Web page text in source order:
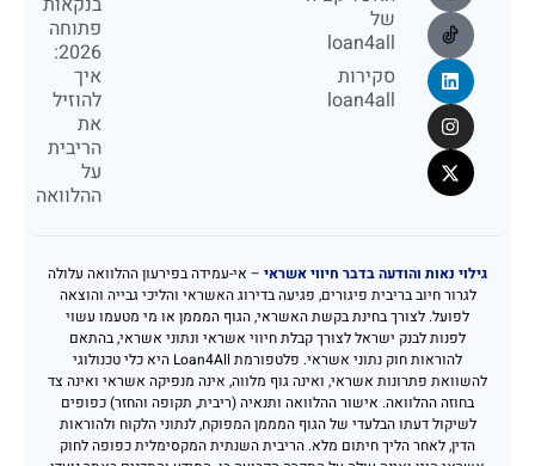
של
loan4all
סקירות
loan4all
פתוחה
2026:
איך
להוזיל
את
הריבית
על
ההלוואה
גילוי נאות והודעה בדבר חיווי אשראי – אי-עמידה בפירעון ההלוואה עלולה
לגרור חיוב בריבית פיגורים, פגיעה בדירוג האשראי והליכי גבייה והוצאה
לפועל. לצורך בחינת בקשת האשראי, הגוף המממן או מי מטעמו עשוי
לפנות לבנק ישראל לצורך קבלת חיווי אשראי ונתוני אשראי, בהתאם
להוראות חוק נתוני אשראי. פלטפורמת Loan4All היא כלי טכנולוגי
להשוואת פתרונות אשראי, ואינה גוף מלווה, אינה מנפיקה אשראי ואינה צד
בחוזה ההלוואה. אישור ההלוואה ותנאיה (ריבית, תקופה והחזר) כפופים
לשיקול דעתו הבלעדי של הגוף המממן המפוקח, לנתוני הלקוח ולהוראות
הדין, לאחר הליך חיתום מלא. הריבית השנתית המקסימלית כפופה לחוק